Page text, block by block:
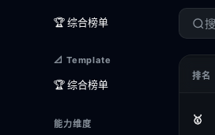
🏆 综合榜单
📐 Template
🏆 综合榜单
能力维度
排名
🥇